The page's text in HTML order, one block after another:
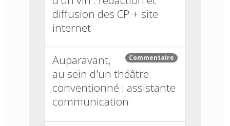
diffusion des CP + site
internet
Commentaire
Auparavant,
au sein d'un théâtre
conventionné : assistante
communication